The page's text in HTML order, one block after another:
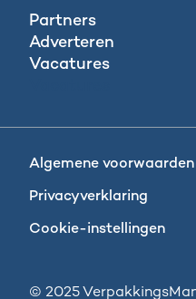
Partners
Adverteren
Vacatures
Algemene voorwaarden
Privacyverklaring
Cookie-instellingen
© 2025